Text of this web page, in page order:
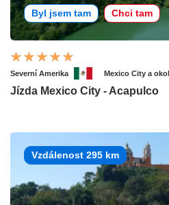
Byl jsem tam Chci tam
Severní Amerika Mexico City a
Jízda Mexico City - Acapulco
Vzdálenost 295 km